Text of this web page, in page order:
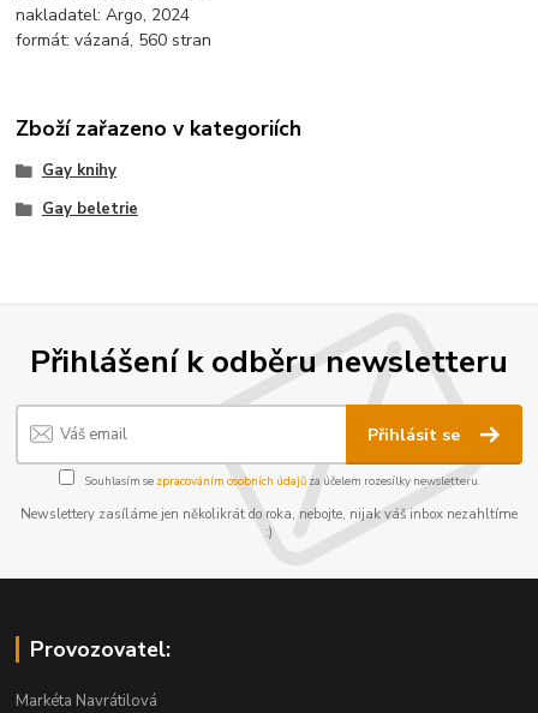
nakladatel: Argo, 2024
formát: vázaná, 560 stran
Zboží zařazeno v kategoriích
Gay knihy
Gay beletrie
Přihlášení k odběru newsletteru
Přihlásit se
Souhlasím se zpracováním osobních údajůza účelem rozesílky newsletteru.
Newslettery zasíláme jen několikrát do roka, nebojte, nijak váš inbox nezahltíme
:)
Provozovatel:
Markéta Navrátilová